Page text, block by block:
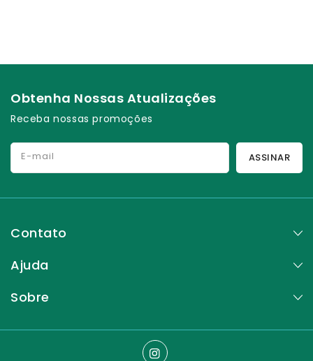
Obtenha Nossas Atualizações
Receba nossas promoções
E-mail ASSINAR
Contato
Ajuda
Sobre